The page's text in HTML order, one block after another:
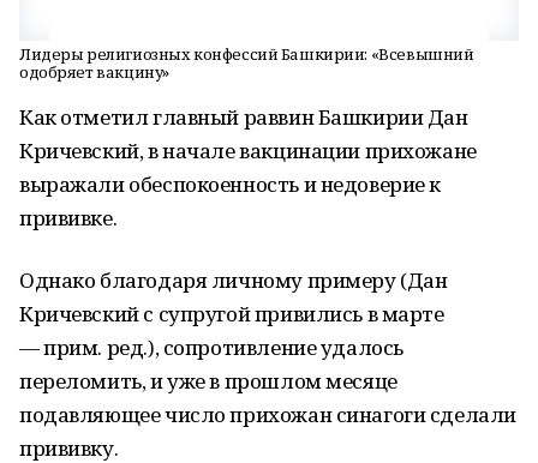
Лидеры религиозных конфессий Башкирии: «Всевышний
одобряет вакцину»
Как отметил главный раввин Башкирии Дан
Кричевский, в начале вакцинации прихожане
выражали обеспокоенность и недоверие к
прививке.
Однако благодаря личному примеру (Дан
Кричевский с супругой привились в марте
— прим. ред.), сопротивление удалось
переломить, и уже в прошлом месяце
подавляющее число прихожан синагоги сделали
прививку.